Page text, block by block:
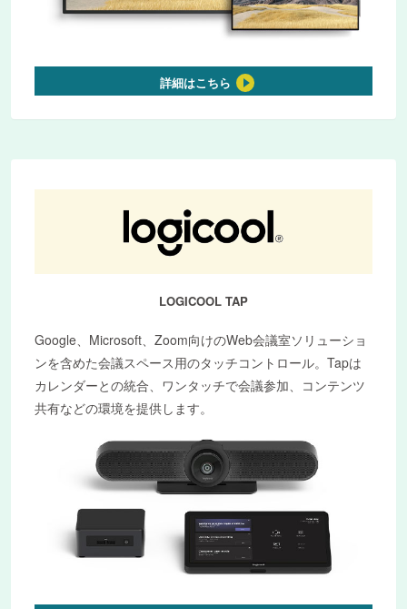
詳細はこちら
LOGICOOL TAP
Google、Microsoft、Zoom向けのWeb会議室ソリューショ
ンを含めた会議スペース用のタッチコントロール。Tapは
カレンダーとの統合、ワンタッチで会議参加、コンテンツ
共有などの環境を提供します。